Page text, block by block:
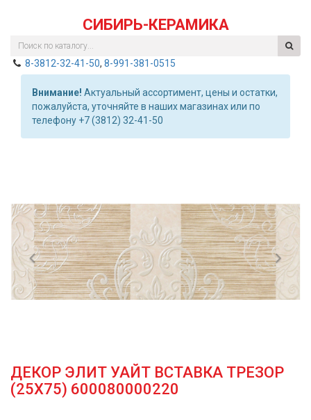
СИБИРЬ-КЕРАМИКА
8-3812-32-41-50, 8-991-381-0515
Внимание! Актуальный ассортимент, цены и остатки,
пожалуйста, уточняйте в наших магазинах или по
телефону +7 (3812) 32-41-50
Previous
ДЕКОР ЭЛИТ УАЙТ ВСТАВКА ТРЕЗОР
(25Х75) 600080000220